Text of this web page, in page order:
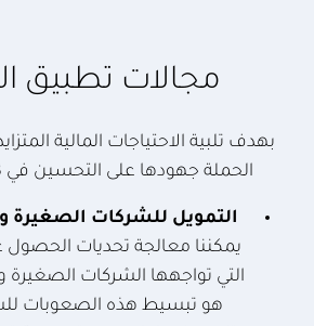
مجالات تطبيق
بهدف تلبية الاحتياجات المالية
الحملة جهودها على التحسين في 3 مجالات وهي:
التمويل للشركات
يمكننا معالجة تحديات الحصول
التي تواجهها الشركات
هو تبسيط هذه الصعوبات